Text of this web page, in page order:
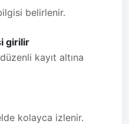
belirlenir.
girilir
kayıt altına
kolayca izlenir.